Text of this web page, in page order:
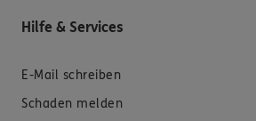
Hilfe & Services
E-Mail schreiben
Schaden melden